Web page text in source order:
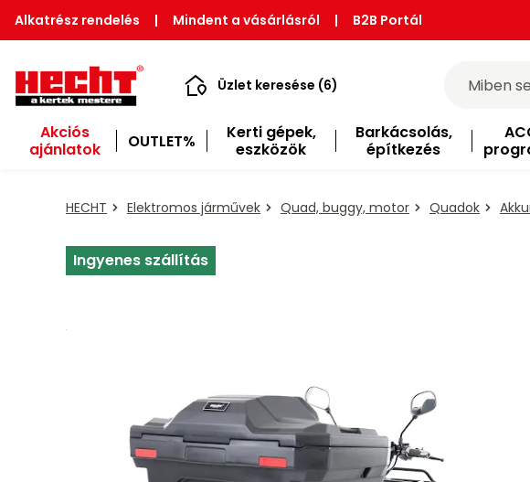
Alkatrész rendelés | Mindent a vásárlásról | B2B Portál
Üzlet keresése (6)
Akciós
ajánlatok
OUTLET%
Kerti gépek,
eszközök
Barkácsolás,
építkezés
HECHT Elektromos járművek Quad, buggy, motor Quadok
Ingyenes szállítás